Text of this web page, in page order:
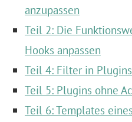
anzupassen
Teil 2: Die
Hooks anpassen
Teil 4: Filter in
Teil 5: Plugins ohne
Teil 6: Templates